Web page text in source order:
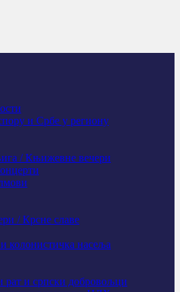
и Србе у региону
/ Књижевне вечери
/ Крсне славе
колонистичка насеља
рат и српски добровољци